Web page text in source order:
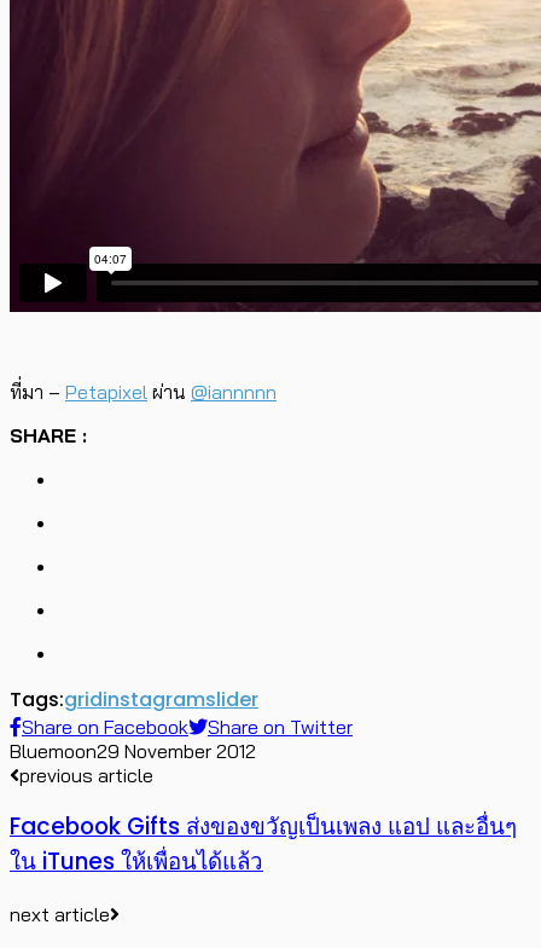
ที่มา – Petapixel ผ่าน @iannnnn
SHARE :
Tags:gridinstagramslider
Share on Facebook
Share on Twitter
Bluemoon29 November 2012
previous article
Facebook Gifts ส่งของขวัญเป็นเพลง แอป และอื่นๆ
ใน iTunes ให้เพื่อนได้แล้ว
next article